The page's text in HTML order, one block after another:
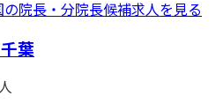
の院長・分院長候補求人を見る
葉